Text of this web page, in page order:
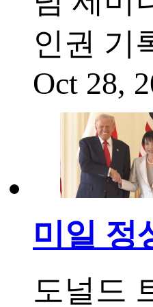
인권 기
Oct 28,
미일 정
도널드